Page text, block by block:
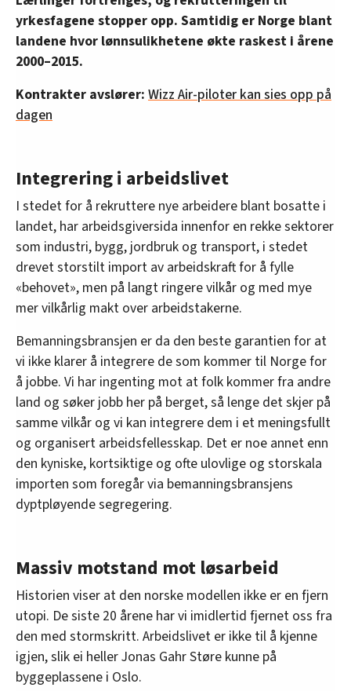
yrkesfagene stopper opp. Samtidig er Norge blant
landene hvor lønnsulikhetene økte raskest i årene
2000–2015.
Kontrakter avslører: Wizz Air-piloter kan sies opp på
dagen
Integrering i arbeidslivet
I stedet for å rekruttere nye arbeidere blant bosatte i
landet, har arbeidsgiversida innenfor en rekke sektorer
som industri, bygg, jordbruk og transport, i stedet
drevet storstilt import av arbeidskraft for å fylle
«behovet», men på langt ringere vilkår og med mye
mer vilkårlig makt over arbeidstakerne.
Bemanningsbransjen er da den beste garantien for at
vi ikke klarer å integrere de som kommer til Norge for
å jobbe. Vi har ingenting mot at folk kommer fra andre
land og søker jobb her på berget, så lenge det skjer på
samme vilkår og vi kan integrere dem i et meningsfullt
og organisert arbeidsfellesskap. Det er noe annet enn
den kyniske, kortsiktige og ofte ulovlige og storskala
importen som foregår via bemanningsbransjens
dyptpløyende segregering.
Massiv motstand mot løsarbeid
Historien viser at den norske modellen ikke er en fjern
utopi. De siste 20 årene har vi imidlertid fjernet oss fra
den med stormskritt. Arbeidslivet er ikke til å kjenne
igjen, slik ei heller Jonas Gahr Støre kunne på
byggeplassene i Oslo.